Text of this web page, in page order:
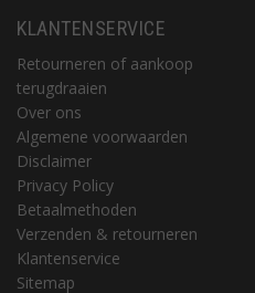
KLANTENSERVICE
Retourneren of aankoop
terugdraaien
Over ons
Algemene voorwaarden
Disclaimer
Privacy Policy
Betaalmethoden
Verzenden & retourneren
Klantenservice
Sitemap